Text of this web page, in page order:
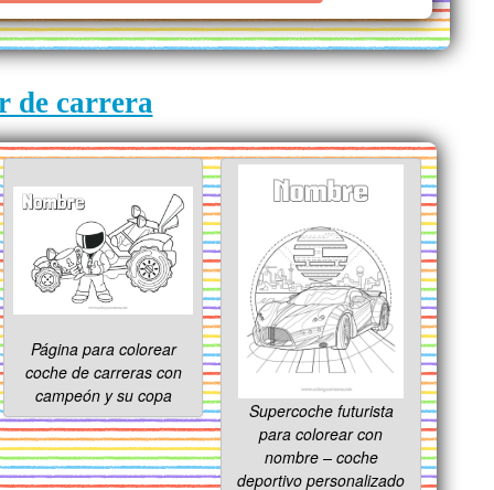
de carrera
Página para colorear
coche de carreras con
campeón y su copa
Supercoche futurista
para colorear con
nombre – coche
deportivo personalizado